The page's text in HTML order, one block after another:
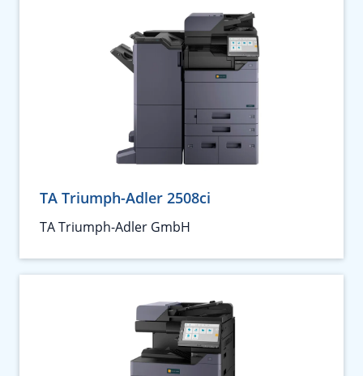
TA Triumph-Adler 2508ci
TA Triumph-Adler GmbH